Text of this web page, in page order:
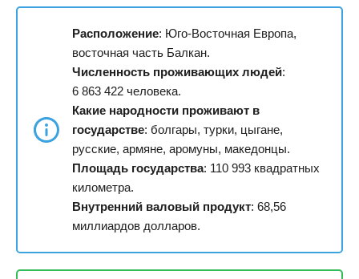
Расположение: Юго-Восточная Европа,
восточная часть Балкан.
Численность проживающих людей:
6 863 422 человека.
Какие народности проживают в
государстве: болгары, турки, цыгане,
русские, армяне, аромуны, македонцы.
Площадь государства: 110 993 квадратных
километра.
Внутренний валовый продукт: 68,56
миллиардов долларов.